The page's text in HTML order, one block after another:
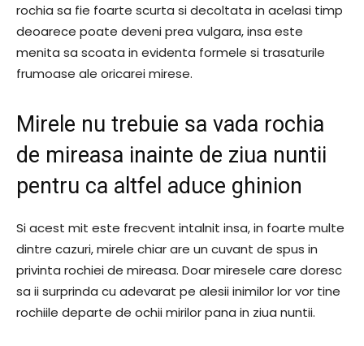
rochia sa fie foarte scurta si decoltata in acelasi timp
deoarece poate deveni prea vulgara, insa este
menita sa scoata in evidenta formele si trasaturile
frumoase ale oricarei mirese.
Mirele nu trebuie sa vada rochia
de mireasa inainte de ziua nuntii
pentru ca altfel aduce ghinion
Si acest mit este frecvent intalnit insa, in foarte multe
dintre cazuri, mirele chiar are un cuvant de spus in
privinta rochiei de mireasa. Doar miresele care doresc
sa ii surprinda cu adevarat pe alesii inimilor lor vor tine
rochiile departe de ochii mirilor pana in ziua nuntii.